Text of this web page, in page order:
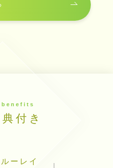
付き
ーレイ